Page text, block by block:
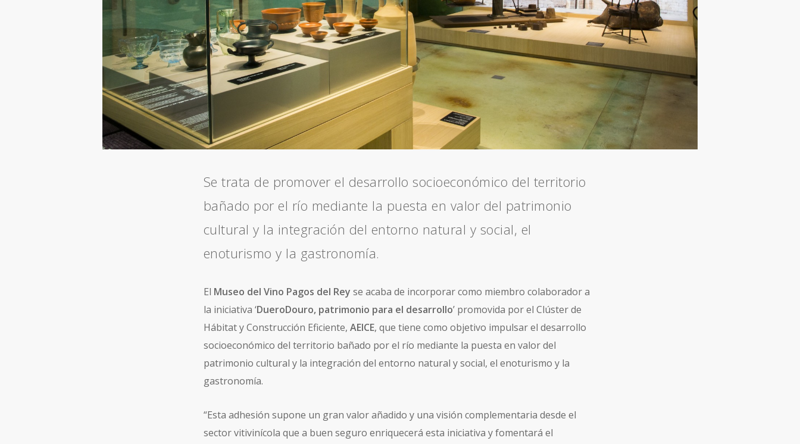
Se trata de promover el desarrollo socioeconómico del territorio
bañado por el río mediante la puesta en valor del patrimonio
cultural y la integración del entorno natural y social, el
enoturismo y la gastronomía.
El Museo del Vino Pagos del Rey se acaba de incorporar como miembro colaborador a
la iniciativa ‘DueroDouro, patrimonio para el desarrollo’ promovida por el Clúster de
Hábitat y Construcción Eficiente, AEICE, que tiene como objetivo impulsar el desarrollo
socioeconómico del territorio bañado por el río mediante la puesta en valor del
patrimonio cultural y la integración del entorno natural y social, el enoturismo y la
gastronomía.
“Esta adhesión supone un gran valor añadido y una visión complementaria desde el
sector vitivinícola que a buen seguro enriquecerá esta iniciativa y fomentará el